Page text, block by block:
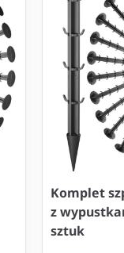
Komplet
z
sztuk